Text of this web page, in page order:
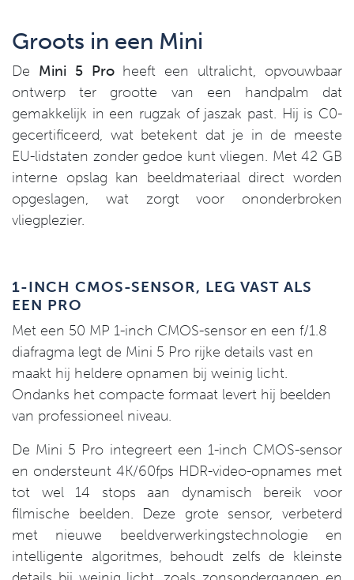
Groots in een Mini
De Mini 5 Proheeft een ultralicht, opvouwbaar
ontwerp ter grootte van een handpalm dat
gemakkelijk in een rugzak of jaszak past. Hij is C0-
gecertificeerd, wat betekent dat je in de meeste
EU-lidstaten zonder gedoe kunt vliegen. Met 42 GB
interne opslag kan beeldmateriaal direct worden
opgeslagen, wat zorgt voor ononderbroken
vliegplezier.
1-INCH CMOS-SENSOR, LEG VAST ALS
EEN PRO
Met een 50 MP 1-inch CMOS-sensor en een f/1.8
diafragma legt de Mini 5 Pro rijke details vast en
maakt hij heldere opnamen bij weinig licht.
Ondanks het compacte formaat levert hij beelden
van professioneel niveau.
De Mini 5 Pro integreert een 1-inch CMOS-sensor
en ondersteunt 4K/60fps HDR-video-opnames met
tot wel 14 stops aan dynamisch bereik voor
filmische beelden. Deze grote sensor, verbeterd
met nieuwe beeldverwerkingstechnologie en
intelligente algoritmes, behoudt zelfs de kleinste